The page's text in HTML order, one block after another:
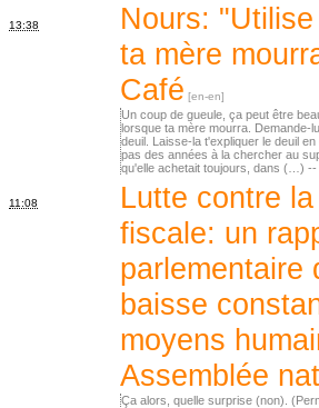
13:38
Nours:
ta mère
Café
Un coup de gueule, ça peut être
lorsque ta mère mourra. Demande-
deuil. Laisse-la t'expliquer le deuil
pas des années à la chercher au
qu'elle achetait toujours, dans (…) --
11:08
Lutte contre
fiscale: un
parlementaire
baisse
moyens
Assemblée
Ça alors, quelle surprise (non).